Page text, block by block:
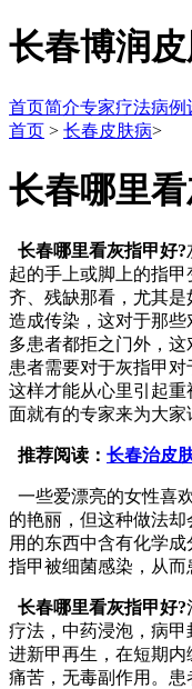
长春博润
首页简介专家疗法病例
首页 > 长春皮肤病>
长春哪里
长春哪里看灰指甲好?
起的手上或脚上的指
齐、残缺那看，尤其
造成传染，这对于那
多患者都拒之门外，这
患者需要对于灰指甲
这样才能从心里引起
面就有的专家来为大家
推荐阅读： 长春治皮
一些爱漂亮的女性喜
的艳丽，但这种做法
用的东西中含有化学
指甲被细菌感染，从而
长春哪里看灰指甲好?
疗法，中药浸泡，病
进新甲再生，在短期
痛苦，无毒副作用。